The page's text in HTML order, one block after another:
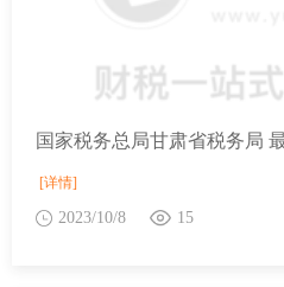
[详情]
2023/10/8 15